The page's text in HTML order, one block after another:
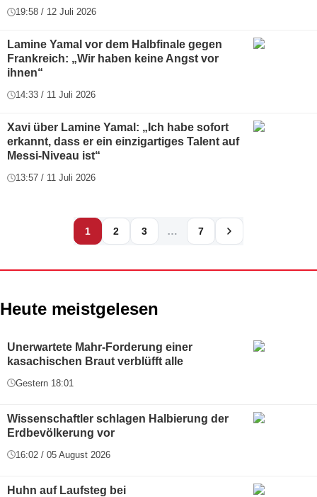
19:58 / 12 Juli 2026
Lamine Yamal vor dem Halbfinale gegen
Frankreich: „Wir haben keine Angst vor
ihnen“
14:33 / 11 Juli 2026
Xavi über Lamine Yamal: „Ich habe sofort
erkannt, dass er ein einzigartiges Talent auf
Messi-Niveau ist“
13:57 / 11 Juli 2026
1 2 3 … 7
Heute meistgelesen
Unerwartete Mahr-Forderung einer
kasachischen Braut verblüfft alle
Gestern 18:01
Wissenschaftler schlagen Halbierung der
Erdbevölkerung vor
16:02 / 05 August 2026
Huhn auf Laufsteg bei